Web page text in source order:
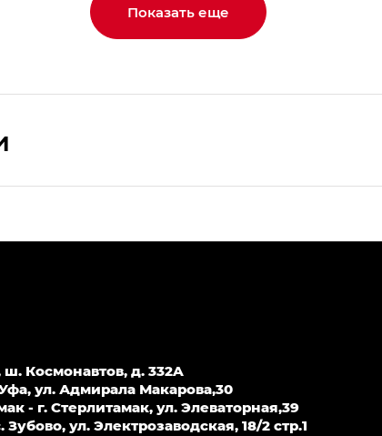
Показать еще
Экс ПРЕМИУМ — EX PREMIUM
8 ТРЭВЕЛЛЕР — GS8 TRAVELLER, Джи Икс
ш. Космонавтов, д. 332A
Уфа, ул. Адмирала Макарова,30
- г. Стерлитамак, ул. Элеваторная,39
Зубово, ул. Электрозаводская, 18/2 стр.1